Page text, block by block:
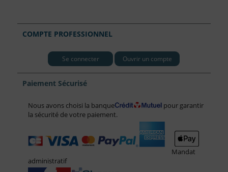
COMPTE PROFESSIONNEL
Se connecter Ouvrir un compte
Paiement Sécurisé
Nous avons choisi la banque
pour garantir
la sécurité de votre paiement.
Mandat
administratif